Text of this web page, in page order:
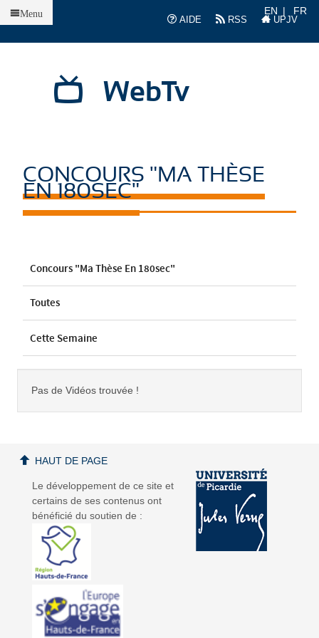
AIDE
RSS UPJV
EN FR
WebTv
Menu
CONCOURS "MA THÈSE
EN 180SEC"
Concours "Ma Thèse En 180sec"
Toutes
Cette Semaine
Pas de Vidéos trouvée !
Le développement de ce site et
certains de ses contenus ont
bénéficié du soutien de :
HAUT DE PAGE